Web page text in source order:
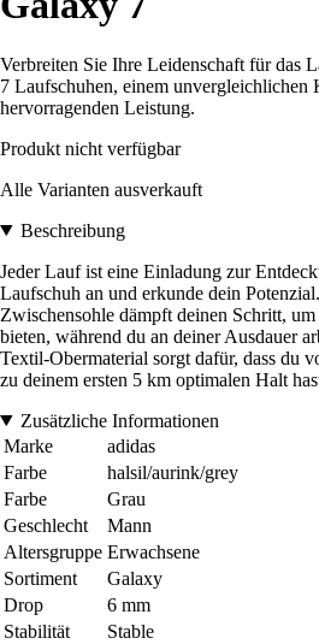
Verbreiten Sie Ihre Leidenschaft für das
7 Laufschuhen, einem unvergleichlichen
hervorragenden Leistung.
Produkt nicht verfügbar
Alle Varianten ausverkauft
Beschreibung
Jeder Lauf ist eine Einladung zur
Laufschuh an und erkunde dein
Zwischensohle dämpft deinen Schritt,
bieten, während du an deiner Ausdauer
Textil-Obermaterial sorgt dafür, dass du
zu deinem ersten 5 km optimalen Halt
Zusätzliche Informationen
Marke
adidas
Farbe
halsil/aurink/grey
Farbe
Grau
Geschlecht
Mann
Altersgruppe Erwachsene
Sortiment
Galaxy
Drop
6 mm
Stabilität
Stable